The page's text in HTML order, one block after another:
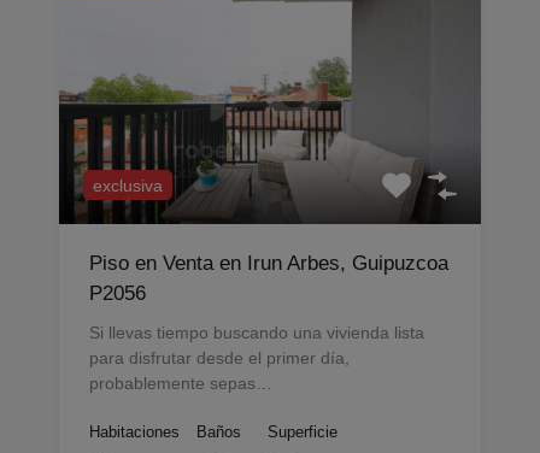
exclusiva
Piso en Venta en Irun Arbes, Guipuzcoa
P2056
Si llevas tiempo buscando una vivienda lista
para disfrutar desde el primer día,
probablemente sepas…
Habitaciones Baños Superficie